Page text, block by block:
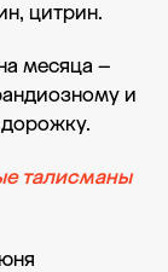
цитрин.
месяца –
и
талисманы